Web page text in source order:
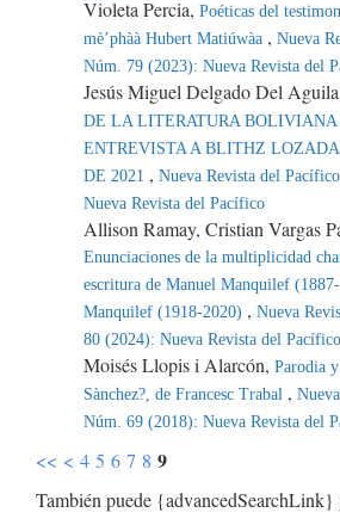
Violeta Percia, Poéticas del
mè’phàà Hubert Matiúwàa , Nueva
Núm. 79 (2023): Nueva Revista del
Jesús Miguel Delgado Del
DE LA LITERATURA BOLIVIANA
ENTREVISTA A BLITHZ
DE 2021 , Nueva Revista del
Nueva Revista del Pacífico
Allison Ramay, Cristian Vargas
Enunciaciones de la multiplicidad
escritura de Manuel Manquilef
Manquilef (1918-2020) , Nueva
80 (2024): Nueva Revista del
Moisés Llopis i Alarcón, Parodia
Sànchez?, de Francesc Trabal ,
Núm. 69 (2018): Nueva Revista del
<< < 4 5 6 7 8 9
También puede {advancedSearchLink}